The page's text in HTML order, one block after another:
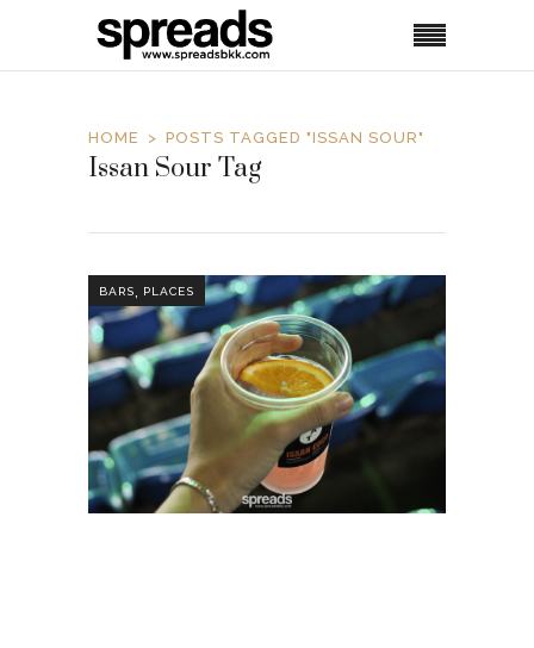
HOME POSTS TAGGED "ISSAN SOUR"
Issan Sour Tag
BARS, PLACES